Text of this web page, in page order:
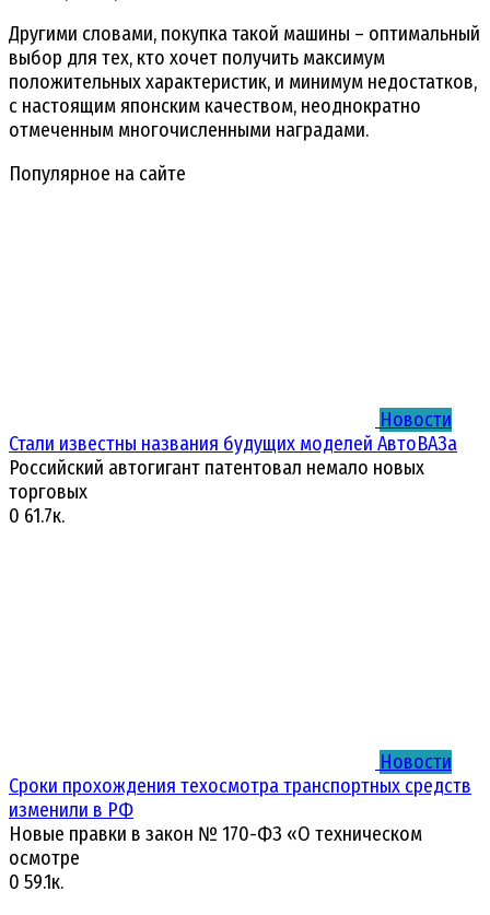
Другими словами, покупка такой машины – оптимальный
выбор для тех, кто хочет получить максимум
положительных характеристик, и минимум недостатков,
с настоящим японским качеством, неоднократно
отмеченным многочисленными наградами.
Популярное на сайте
Новости
Стали известны названия будущих моделей АвтоВАЗа
Российский автогигант патентовал немало новых
торговых
0 61.7к.
Новости
Сроки прохождения техосмотра транспортных средств
изменили в РФ
Новые правки в закон № 170-ФЗ «О техническом
осмотре
0 59.1к.